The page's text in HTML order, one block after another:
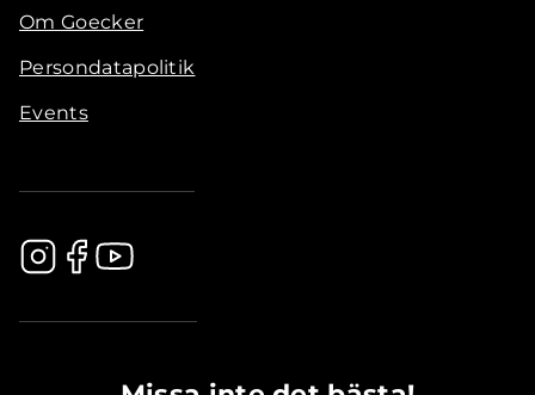
Om Goecker
Persondatapolitik
Events